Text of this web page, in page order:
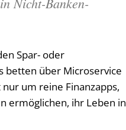
Spar- oder
betten über Microservice
um reine Finanzapps,
ermöglichen, ihr Leben in